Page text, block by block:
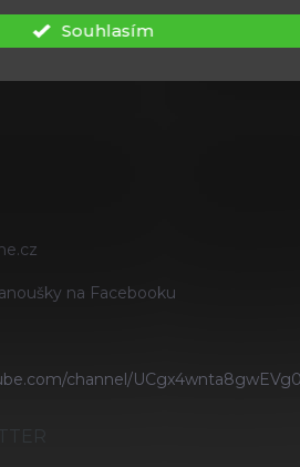
Souhlasím
na Facebooku
channel/